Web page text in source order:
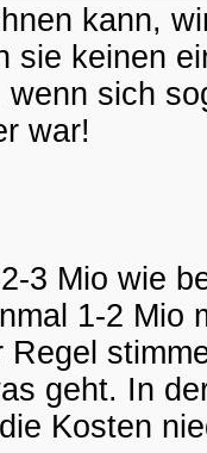
kann,
sie keinen
sich
war!
3 Mio wie
1-2 Mio
Regel
geht. In
Kosten